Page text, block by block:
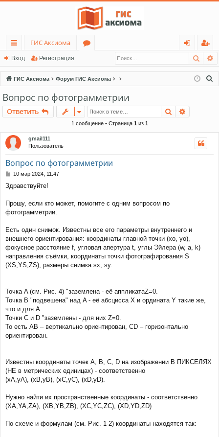
с
ы
лк
и
ГИС Аксиома
ру
м
ы
д
ег
ис
тр
Вход Регистрация
ГИС Аксиома Форум ГИС Аксиома
Вопрос по фотограмметрии
Ответить Поиск
1 сообщение • Страница 1из 1
gmail111
Пользователь
Вопрос по фотограмметрии
С
о
щ
е
е
10 мар 2024, 11:47
Здравствуйте!
Прошу, если кто может, помогите с одним вопросом по
фотограмметрии.
Есть один снимок. Известны все его параметры внутреннего и
внешнего ориентирования: координаты главной точки (xo, yo),
фокусное расстояние f, угловая апертура t, углы Эйлера (w, a, k)
направления съёмки, координаты точки фотографирования S
(XS,YS,ZS), размеры снимка sx, sy.
Точка A (см. Рис. 4) "заземлена - её аппликатаZ=0.
Точка B "подвешена" над A - её абсцисса X и ордината Y такие же,
что и для A.
Точки C и D "заземлены - для них Z=0.
То есть AB – вертикально ориентирован, CD – горизонтально
ориентирован.
Известны координаты точек A, B, C, D на изображении В ПИКСЕЛЯХ
(НЕ в метрических единицах) - соответственно
(xA,yA), (xB,yB), (xC,yC), (xD,yD).
Нужно найти их пространственные координаты - соответственно
(XA,YA,ZA), (XB,YB,ZB), (XC,YC,ZC), (XD,YD,ZD)
По схеме и формулам (см. Рис. 1-2) координаты находятся так: